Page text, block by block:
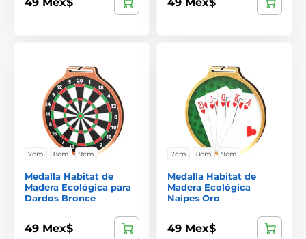
7cm 8cm 9cm
Medalla Habitat de
Madera Ecológica para
Dardos Bronce
49 Mex$
7cm 8cm 9cm
Medalla Habitat de
Madera Ecológica
Naipes Oro
49 Mex$